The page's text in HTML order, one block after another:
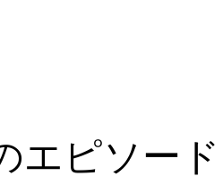
エピソード